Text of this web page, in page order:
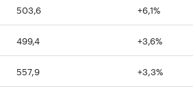
503,6 +6,1%
499,4 +3,6%
557,9 +3,3%